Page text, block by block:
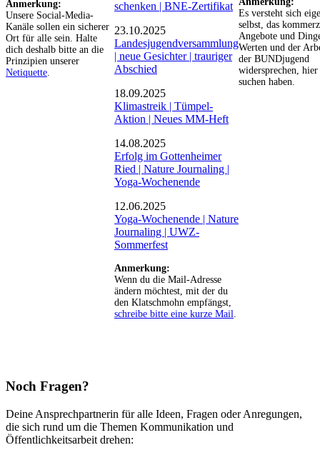
Anmerkung:
Unsere Social-Media-
Kanäle sollen ein sicherer
Ort für alle sein. Halte
dich deshalb bitte an die
Prinzipien unserer
Netiquette
schenken | BNE-Zertifikat
23.10.2025
Landesjugendversammlung
| neue Gesichter | trauriger
Abschied
18.09.2025
Klimastreik | Tümpel-
Aktion | Neues MM-Heft
14.08.2025
Erfolg im Gottenheimer
Ried | Nature Journaling |
Yoga-Wochenende
12.06.2025
Yoga-Wochenende | Nature
Journaling | UWZ-
Sommerfest
Anmerkung:
Wenn du die Mail-Adresse
ändern möchtest, mit der du
den Klatschmohn empfängst,
schreibe bitte eine kurze Mail
Es versteht sich
selbst, das
Angebote und
Werten und der
der BUNDjugend
widersprechen,
suchen haben.
Noch Fragen?
Deine Ansprechpartnerin für alle Ideen, Fragen oder Anregungen,
die sich rund um die Themen Kommunikation und
Öffentlichkeitsarbeit drehen: